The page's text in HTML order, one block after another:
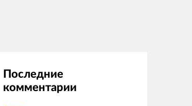
Последние
комментарии